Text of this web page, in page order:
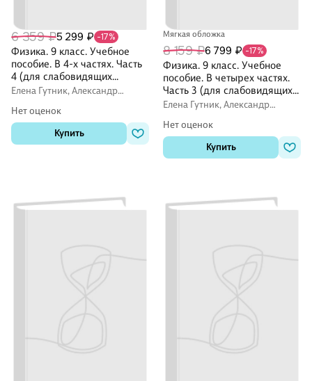
6 359 ₽5 299 ₽ -17%
Физика. 9 класс. Учебное
пособие. В 4-х частях. Часть
4 (для слабовидящих
учащихся)
Елена Гутник, Александр
Нет оценок
Купить
Мягкая обложка
8 159 ₽6 799 ₽ -17%
Физика. 9 класс. Учебное
пособие. В четырех частях.
Часть 3 (для слабовидящих
учащихся). ФГОС 2021
Елена Гутник, Александр
Нет оценок
Купить